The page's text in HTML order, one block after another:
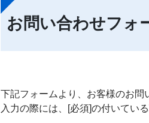
お問い合わせフォ
下記フォームより、お客様のお問
入力の際には、[必須]の付いてい